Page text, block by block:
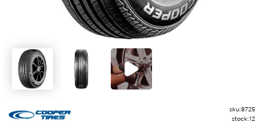
sku:8725
stock:12